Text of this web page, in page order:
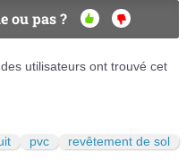
ou pas ?
OU
NO
N
utilisateurs ont trouvé cet
pvc revêtement de sol